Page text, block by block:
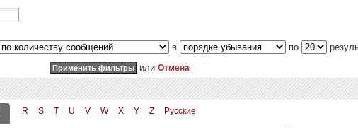
в по
или Отмена
R S T U V W X Y Z Русские